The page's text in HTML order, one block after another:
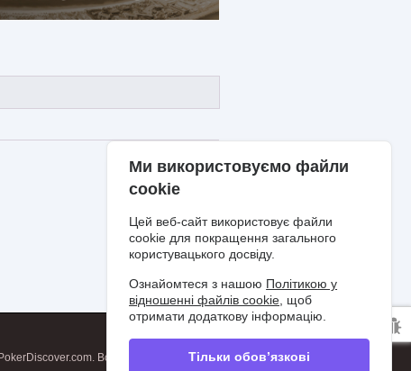
Всі права захищені.
Ми використовуємо файли
cookie
Цей веб-сайт використовує файли
cookie для покращення загального
користувацького досвіду.
Ознайомтеся з нашою Політикою у
відношенні файлів cookie, щоб
отримати додаткову інформацію.
Тільки обов’язкові